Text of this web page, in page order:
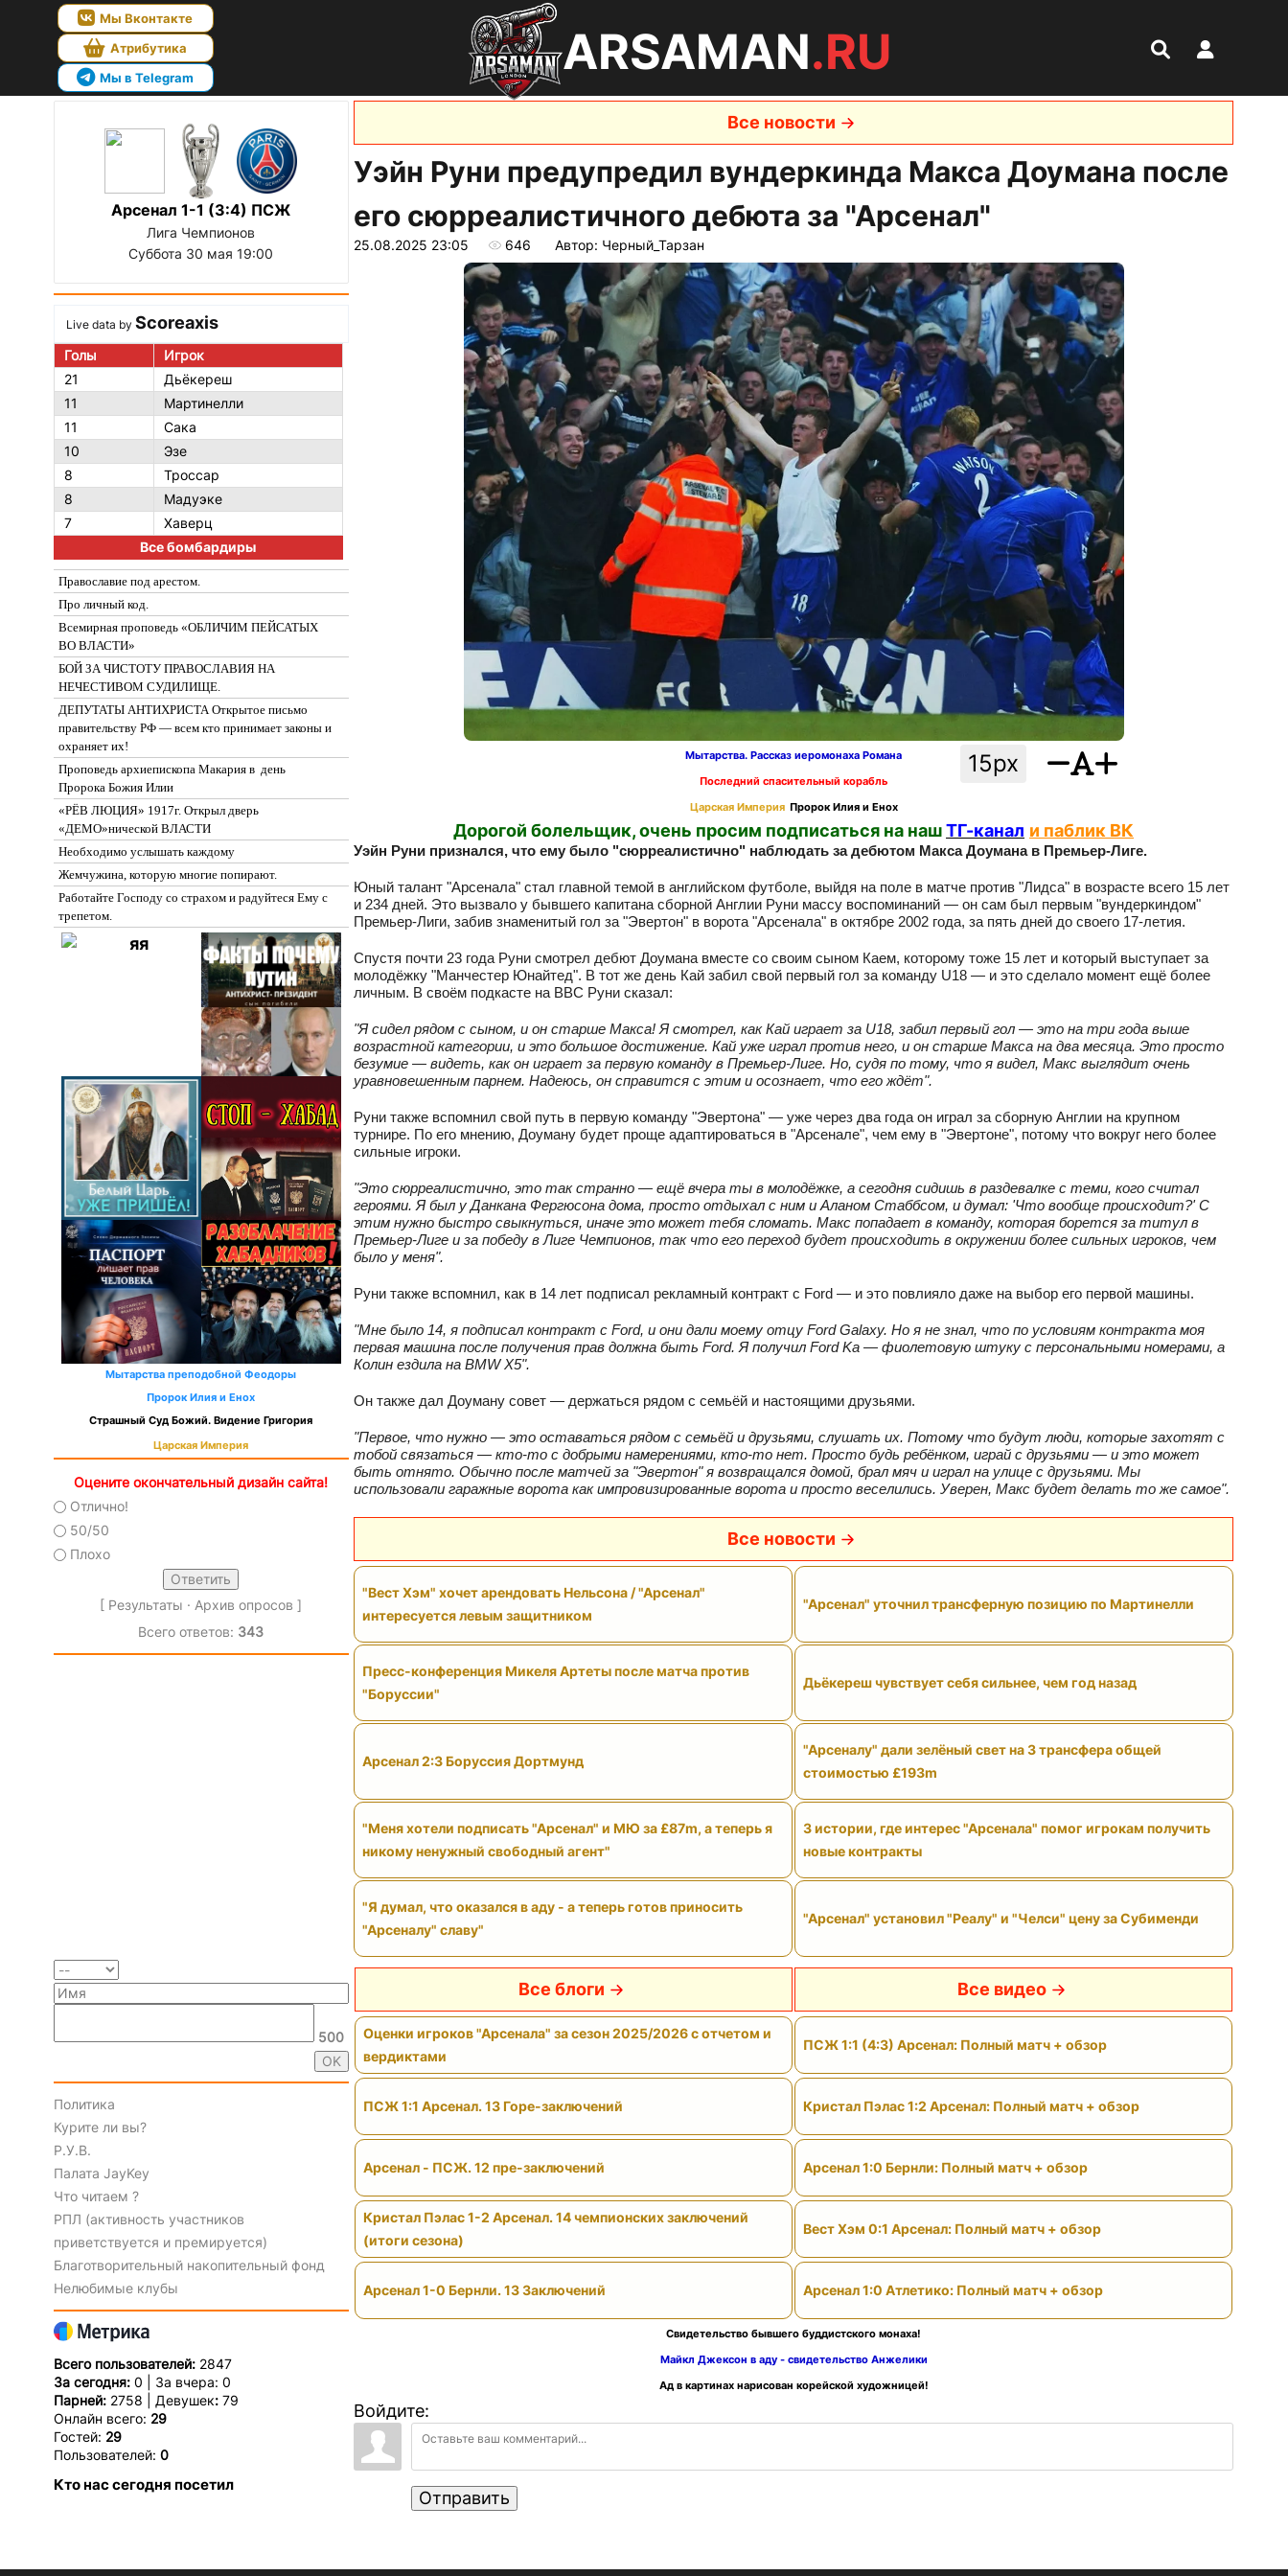
Мы Вконтакте
Атрибутика
Мы в Telegram
ARSAMAN.RU
Арсенал 1-1 (3:4) ПСЖ
Лига Чемпионов
Суббота 30 мая 19:00
Live data by Scoreaxis
Голы
Игрок
21
Дьёкереш
11
Мартинелли
11
Сака
10
Эзе
8
Троссар
8
Мадуэке
7
Хаверц
Все бомбардиры
Православие под арестом.
Про личный код.
Всемирная проповедь «ОБЛИЧИМ ПЕЙСАТЫХ
ВО ВЛАСТИ»
БОЙ ЗА ЧИСТОТУ ПРАВОСЛАВИЯ НА
НЕЧЕСТИВОМ СУДИЛИЩЕ.
ДЕПУТАТЫ АНТИХРИСТА Открытое письмо
правительству РФ — всем кто принимает законы и
охраняет их!
Проповедь архиепископа Макария в день
Пророка Божия Илии
«РЁВ ЛЮЦИЯ» 1917г. Открыл дверь
«ДЕМО»нической ВЛАСТИ
Необходимо услышать каждому
Жемчужина, которую многие попирают.
Работайте Господу со страхом и радуйтеся Ему с
трепетом.
Мытарства преподобной Феодоры
Пророк Илия и Енох
Страшный Суд Божий. Видение Григория
Царская Империя
Оцените окончательный дизайн сайта!
Отлично!
50/50
Плохо
[ Результаты · Архив опросов ]
Всего ответов: 343
500
Политика
Курите ли вы?
Р.У.В.
Палата JayKey
Что читаем ?
РПЛ (активность участников
приветствуется и премируется)
Благотворительный накопительный фонд
Нелюбимые клубы
Всего пользователей: 2847
За сегодня: 0 | За вчера: 0
Парней: 2758 | Девушек:79
Онлайн всего: 29
Гостей: 29
Пользователей: 0
Кто нас сегодня посетил
Все новости
Уэйн Руни предупредил вундеркинда Макса Доумана после
его сюрреалистичного дебюта за "Арсенал"
25.08.2025 23:05 646 Автор: Черный_Тарзан
15px
Мытарства. Рассказ иеромонаха Романа
Последний спасительный корабль
Царская Империя Пророк Илия и Енох
Дорогой болельщик, очень просим подписаться на нашТГ-канал и паблик ВК
Уэйн Руни признался, что ему было "сюрреалистично" наблюдать за дебютом Макса Доумана в Премьер-Лиге.
Юный талант "Арсенала" стал главной темой в английском футболе, выйдя на поле в матче против "Лидса" в возрасте всего 15 лет
и 234 дней. Это вызвало у бывшего капитана сборной Англии Руни массу воспоминаний — он сам был первым "вундеркиндом"
Премьер-Лиги, забив знаменитый гол за "Эвертон" в ворота "Арсенала" в октябре 2002 года, за пять дней до своего 17-летия.
Спустя почти 23 года Руни смотрел дебют Доумана вместе со своим сыном Каем, которому тоже 15 лет и который выступает за
молодёжку "Манчестер Юнайтед". В тот же день Кай забил свой первый гол за команду U18 — и это сделало момент ещё более
личным. В своём подкасте на BBC Руни сказал:
"Я сидел рядом с сыном, и он старше Макса! Я смотрел, как Кай играет за U18, забил первый гол — это на три года выше
возрастной категории, и это большое достижение. Кай уже играл против него, и он старше Макса на два месяца. Это просто
безумие — видеть, как он играет за первую команду в Премьер-Лиге. Но, судя по тому, что я видел, Макс выглядит очень
уравновешенным парнем. Надеюсь, он справится с этим и осознает, что его ждёт".
Руни также вспомнил свой путь в первую команду "Эвертона" — уже через два года он играл за сборную Англии на крупном
турнире. По его мнению, Доуману будет проще адаптироваться в "Арсенале", чем ему в "Эвертоне", потому что вокруг него более
сильные игроки.
"Это сюрреалистично, это так странно — ещё вчера ты в молодёжке, а сегодня сидишь в раздевалке с теми, кого считал
героями. Я был у Данкана Фергюсона дома, просто отдыхал с ним и Аланом Стаббсом, и думал: 'Что вообще происходит?' С
этим нужно быстро свыкнуться, иначе это может тебя сломать. Макс попадает в команду, которая борется за титул в
Премьер-Лиге и за победу в Лиге Чемпионов, так что его переход будет происходить в окружении более сильных игроков, чем
было у меня".
Руни также вспомнил, как в 14 лет подписал рекламный контракт с Ford — и это повлияло даже на выбор его первой машины.
"Мне было 14, я подписал контракт с Ford, и они дали моему отцу Ford Galaxy. Но я не знал, что по условиям контракта моя
первая машина после получения прав должна быть Ford. Я получил Ford Ka — фиолетовую штуку с персональными номерами, а
Колин ездила на BMW X5".
Он также дал Доуману совет — держаться рядом с семьёй и настоящими друзьями.
"Первое, что нужно — это оставаться рядом с семьёй и друзьями, слушать их. Потому что будут люди, которые захотят с
тобой связаться — кто-то с добрыми намерениями, кто-то нет. Просто будь ребёнком, играй с друзьями — и это может
быть отнято. Обычно после матчей за "Эвертон" я возвращался домой, брал мяч и играл на улице с друзьями. Мы
использовали гаражные ворота как импровизированные ворота и просто веселились. Уверен, Макс будет делать то же самое".
Все новости
"Вест Хэм" хочет арендовать Нельсона / "Арсенал"
интересуется левым защитником
"Арсенал" уточнил трансферную позицию по Мартинелли
Пресс-конференция Микеля Артеты после матча против
"Боруссии"
Дьёкереш чувствует себя сильнее, чем год назад
Арсенал 2:3 Боруссия Дортмунд
"Арсеналу" дали зелёный свет на 3 трансфера общей
стоимостью £193m
"Меня хотели подписать "Арсенал" и МЮ за £87m, а теперь я
никому ненужный свободный агент"
3 истории, где интерес "Арсенала" помог игрокам получить
новые контракты
"Я думал, что оказался в аду - а теперь готов приносить
"Арсеналу" славу"
"Арсенал" установил "Реалу" и "Челси" цену за Субименди
Все блоги
Оценки игроков "Арсенала" за сезон 2025/2026 с отчетом и
вердиктами
ПСЖ 1:1 Арсенал. 13 Горе-заключений
Арсенал - ПСЖ. 12 пре-заключений
Кристал Пэлас 1-2 Арсенал. 14 чемпионских заключений
(итоги сезона)
Арсенал 1-0 Бернли. 13 Заключений
Все видео
ПСЖ 1:1 (4:3) Арсенал: Полный матч + обзор
Кристал Пэлас 1:2 Арсенал: Полный матч + обзор
Арсенал 1:0 Бернли: Полный матч + обзор
Вест Хэм 0:1 Арсенал: Полный матч + обзор
Арсенал 1:0 Атлетико: Полный матч + обзор
Свидетельство бывшего буддистского монаха!
Майкл Джексон в аду - свидетельство Анжелики
Ад в картинах нарисован корейской художницей!
Войдите:
Отправить